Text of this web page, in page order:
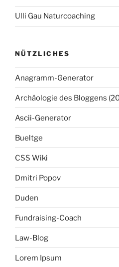
Ulli Gau Naturcoaching
NÜTZLICHES
Anagramm-Generator
Archäologie des Bloggens
Ascii-Generator
Bueltge
CSS Wiki
Dmitri Popov
Duden
Fundraising-Coach
Law-Blog
Lorem Ipsum